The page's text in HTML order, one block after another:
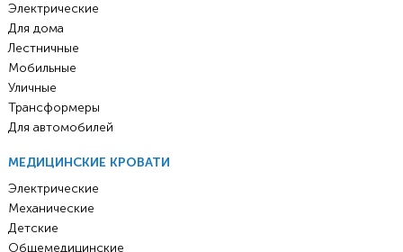
Электрические
Для дома
Лестничные
Мобильные
Уличные
Трансформеры
Для автомобилей
МЕДИЦИНСКИЕ КРОВАТИ
Электрические
Механические
Детские
Общемедицинские